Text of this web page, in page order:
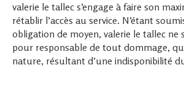
valerie le tallec s’engage à faire son
rétablir l’accès au service. N’étant
obligation de moyen, valerie le tallec
pour responsable de tout dommage,
nature, résultant d’une indisponibilité